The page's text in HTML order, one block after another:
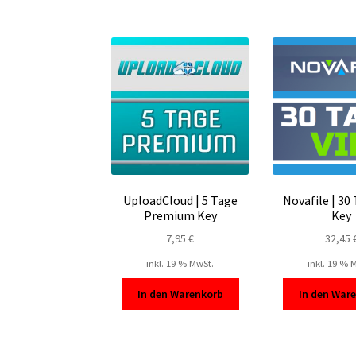
UploadCloud | 5 Tage
Premium Key
7,95€
inkl. 19 % MwSt.
In den Warenkorb
Novafile | 30
Key
32,45
inkl. 19 %
In den